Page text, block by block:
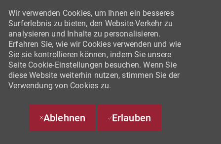
Wir verwenden Cookies, um Ihnen ein besseres
Surferlebnis zu bieten, den Website-Verkehr zu
analysieren und Inhalte zu personalisieren.
Erfahren Sie, wie wir Cookies verwenden und wie
Sie sie kontrollieren können, indem Sie unsere
Seite Cookie-Einstellungen besuchen. Wenn Sie
diese Website weiterhin nutzen, stimmen Sie der
Verwendung von Cookies zu.
Ablehnen Erlauben